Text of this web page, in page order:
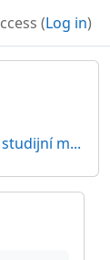
(Log in)
m...